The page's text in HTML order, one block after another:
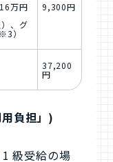
万円
、グ
）
9,300円
37,200
円
負担」)
級受給の場